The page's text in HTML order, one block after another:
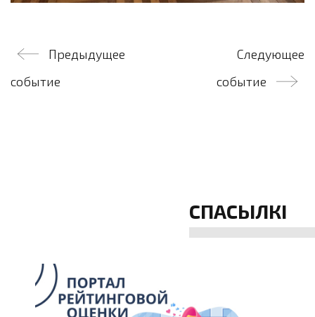
Навігацыя
па
Предыдущее
событие
Следующее
событие
СПАСЫЛКІ